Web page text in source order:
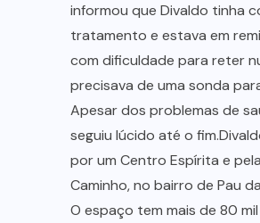
informou que Divaldo tinha
tratamento e estava em
com dificuldade para reter
precisava de uma sonda
Apesar dos problemas de
seguiu lúcido até o
por um Centro Espírita e
Caminho, no bairro de Pau
O espaço tem mais de 80